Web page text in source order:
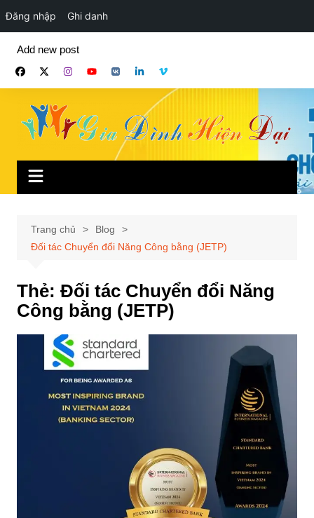
Đăng nhập Ghi danh
phần
Add new post
Trang chủ
Blog
Đối tác Chuyển đổi Năng Công bằng (JETP)
Thẻ: Đối tác Chuyển đổi Năng
Công bằng (JETP)